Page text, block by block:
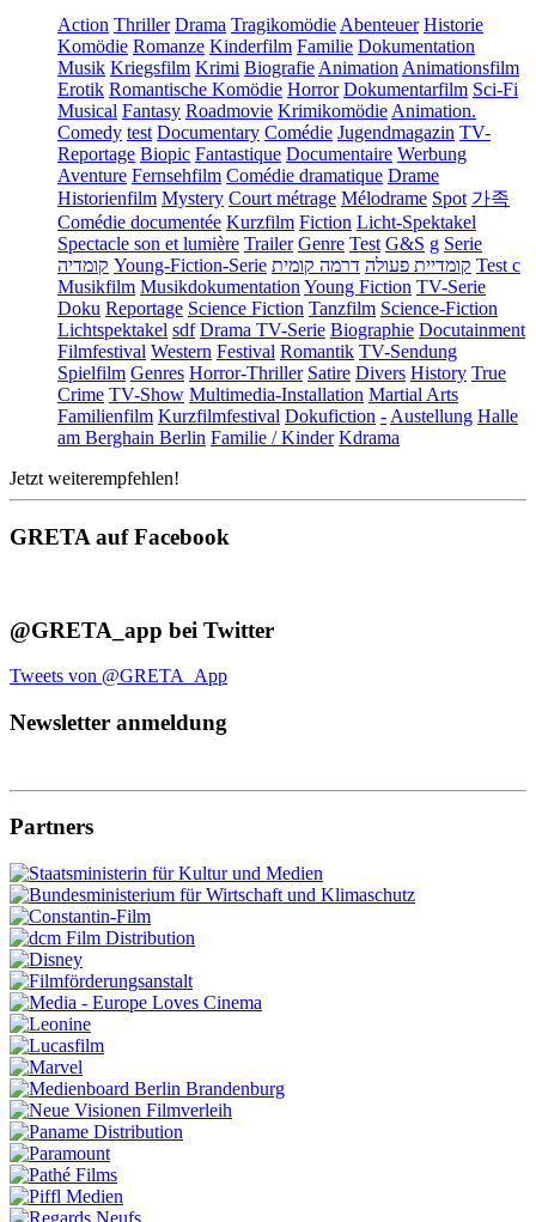
Action Thriller Drama TragikomödieAbenteuer Historie
Komödie Romanze Kinderfilm Familie Dokumentation
Musik Kriegsfilm Krimi BiografieAnimationAnimationsfilm
Erotik Romantische Komödie Horror Dokumentarfilm Sci-Fi
Musical Fantasy Roadmovie KrimikomödieAnimation.
Comedy test Documentary Comédie Jugendmagazin TV-
Reportage Biopic Fantastique Documentaire Werbung
Aventure Fernsehfilm Comédie dramatique Drame
Historienfilm Mystery Court métrage Mélodrame Spot 가족
Comédie documentée Kurzfilm Fiction Licht-Spektakel
Spectacle son et lumière Trailer Genre Test G&S g Serie
קומדיה Young-Fiction-Serie קומדיית פעולה דרמה קומית
Test c
Musikfilm MusikdokumentationYoung Fiction TV-Serie
Doku Reportage Science Fiction Tanzfilm Science-Fiction
Lichtspektakel sdf Drama TV-Serie Biographie Docutainment
Filmfestival Western Festival Romantik TV-Sendung
Spielfilm Genres Horror-Thriller Satire Divers History True
Crime TV-Show Multimedia-Installation Martial Arts
Familienfilm Kurzfilmfestival Dokufiction -Austellung Halle
am Berghain Berlin Familie / Kinder Kdrama
Jetzt weiterempfehlen!
GRETA auf Facebook
@GRETA_app bei Twitter
Tweets von @GRETA_App
Newsletter anmeldung
Partners